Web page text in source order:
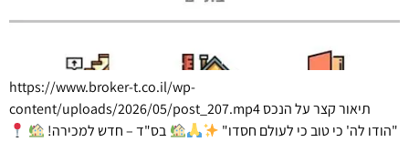
https://www.broker-t.co.il/wp-
content/uploads/2026/05/post_207.mp4 תיאור קצר על הנכס
"הודו לה' כי טוב כי לעולם חסדו"
בס"ד – חדש למכירה!